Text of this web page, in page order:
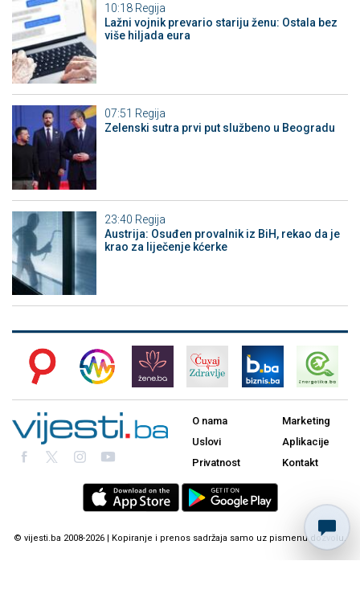
10:18 Regija
Lažni vojnik prevario stariju ženu: Ostala bez
više hiljada eura
07:51 Regija
Zelenski sutra prvi put službeno u Beogradu
23:40 Regija
Austrija: Osuđen provalnik iz BiH, rekao da je
krao za liječenje kćerke
O nama
Uslovi
Privatnost
Marketing
Aplikacije
Kontakt
© vijesti.ba 2008-2026 | Kopiranje i prenos sadržaja samo uz pismenu dozvolu.